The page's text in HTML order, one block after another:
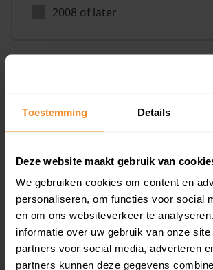
Toestemming Details
Deze website maakt gebruik van
We gebruiken cookies om content en
personaliseren, om functies voor social
en om ons websiteverkeer te
informatie over uw gebruik van onze site
partners voor social media, adverteren
partners kunnen deze gegevens
2008 of later